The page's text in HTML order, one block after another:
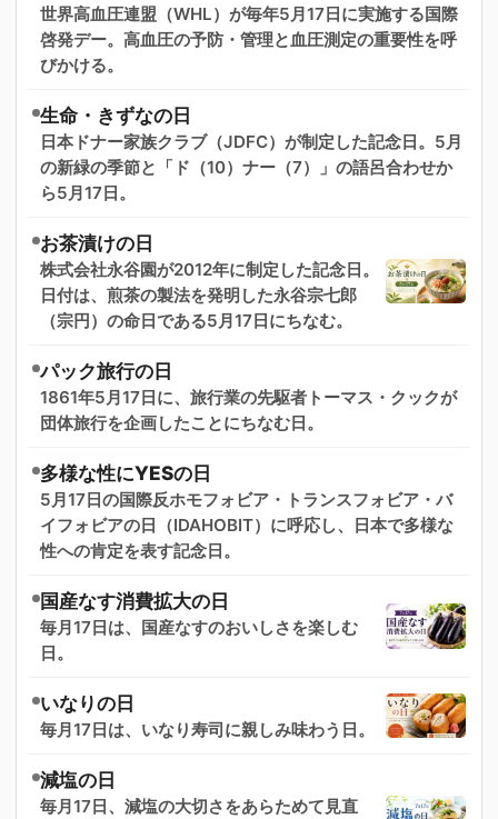
世界高血圧連盟（WHL）が毎年5月17日に実施する国際
啓発デー。高血圧の予防・管理と血圧測定の重要性を呼
びかける。
生命・きずなの日
日本ドナー家族クラブ（JDFC）が制定した記念日。5月
の新緑の季節と「ド（10）ナー（7）」の語呂合わせか
ら5月17日。
お茶漬けの日
株式会社永谷園が2012年に制定した記念日。
日付は、煎茶の製法を発明した永谷宗七郎
（宗円）の命日である5月17日にちなむ。
パック旅行の日
1861年5月17日に、旅行業の先駆者トーマス・クックが
団体旅行を企画したことにちなむ日。
多様な性にYESの日
5月17日の国際反ホモフォビア・トランスフォビア・バ
イフォビアの日（IDAHOBIT）に呼応し、日本で多様な
性への肯定を表す記念日。
国産なす消費拡大の日
毎月17日は、国産なすのおいしさを楽しむ
日。
いなりの日
毎月17日は、いなり寿司に親しみ味わう日。
減塩の日
毎月17日、減塩の大切さをあらためて見直